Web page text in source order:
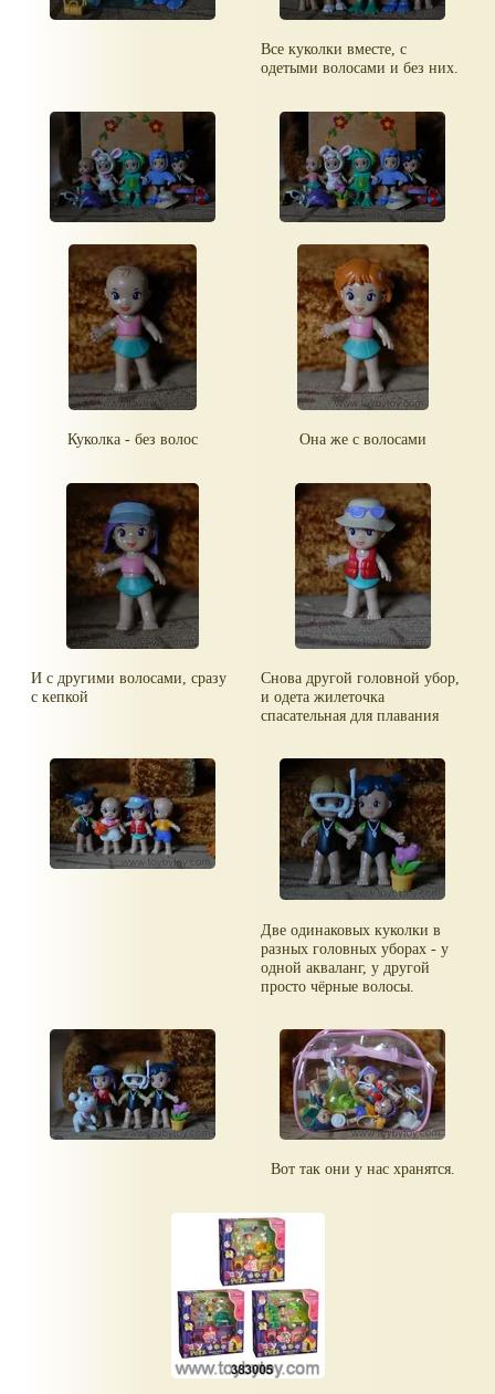
Все куколки вместе, с
одетыми волосами и без них.
Куколка - без волос Она же с волосами
И с другими волосами, сразу
с кепкой
Снова другой головной убор,
и одета жилеточка
спасательная для плавания
Две одинаковых куколки в
разных головных уборах - у
одной акваланг, у другой
просто чёрные волосы.
Вот так они у нас хранятся.